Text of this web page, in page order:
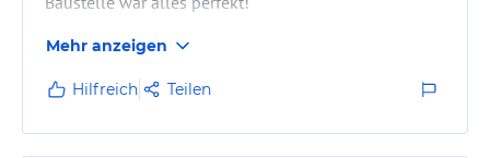
Mehr anzeigen
Hilfreich Teilen